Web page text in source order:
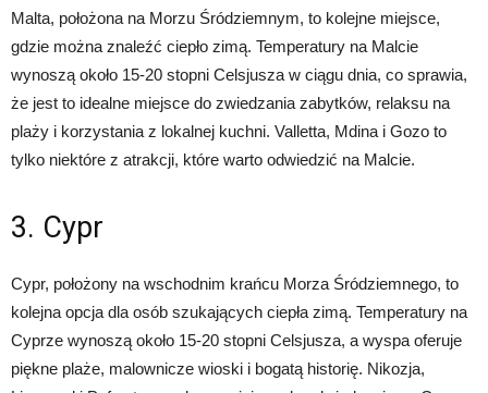
Malta, położona na Morzu Śródziemnym, to kolejne miejsce,
gdzie można znaleźć ciepło zimą. Temperatury na Malcie
wynoszą około 15-20 stopni Celsjusza w ciągu dnia, co sprawia,
że jest to idealne miejsce do zwiedzania zabytków, relaksu na
plaży i korzystania z lokalnej kuchni. Valletta, Mdina i Gozo to
tylko niektóre z atrakcji, które warto odwiedzić na Malcie.
3. Cypr
Cypr, położony na wschodnim krańcu Morza Śródziemnego, to
kolejna opcja dla osób szukających ciepła zimą. Temperatury na
Cyprze wynoszą około 15-20 stopni Celsjusza, a wyspa oferuje
piękne plaże, malownicze wioski i bogatą historię. Nikozja,